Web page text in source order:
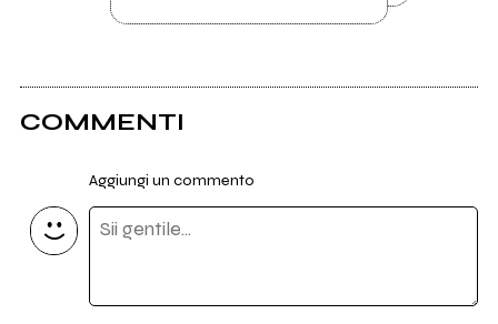
COMMENTI
Aggiungi un commento